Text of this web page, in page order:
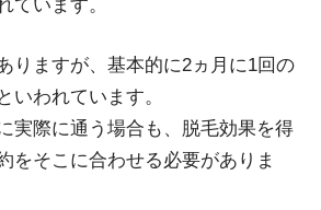
ています。
りますが、基本的に2ヵ月に1回の
いわれています。
実際に通う場合も、脱毛効果を得
をそこに合わせる必要がありま